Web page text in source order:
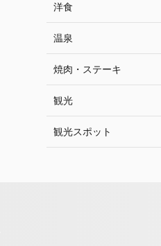
洋食
温泉
焼肉・ステーキ
観光
観光スポット